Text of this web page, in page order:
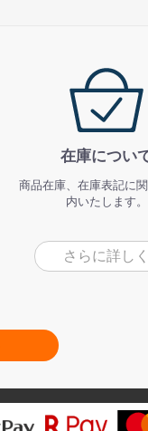
在庫につい
商品在庫、在庫表記に
内いたします。
さらに詳しく